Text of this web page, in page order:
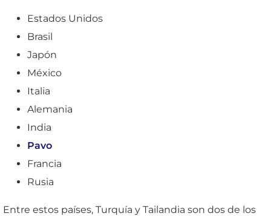
Estados Unidos
Brasil
Japón
México
Italia
Alemania
India
Pavo
Francia
Rusia
Entre estos países, Turquía y Tailandia son dos de los